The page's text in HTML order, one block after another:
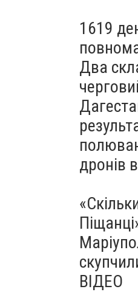
1619
Два
дронів
ВІДЕО